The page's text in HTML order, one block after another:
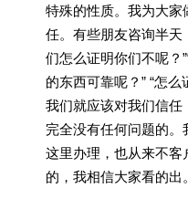
特殊的性质。我为大
任。有些朋友咨询半天
们怎么证明你们不呢？
的东西可靠呢？” “怎
我们就应该对我们信任
完全没有任何问题的
这里办理，也从来不客
的，我相信大家看的